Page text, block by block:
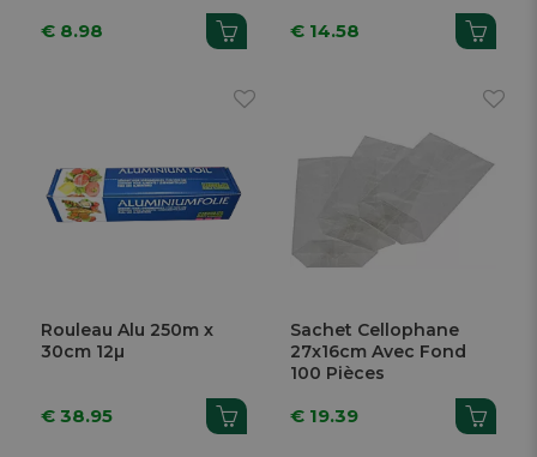
€ 8.98 € 14.58
Rouleau Alu 250m x
30cm 12µ
€ 38.95
Sachet Cellophane
27x16cm Avec Fond
100 Pièces
€ 19.39